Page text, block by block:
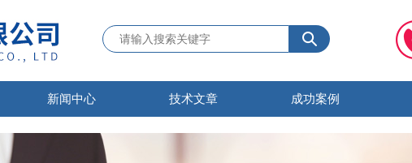
新闻中心 技术文章 成功案例